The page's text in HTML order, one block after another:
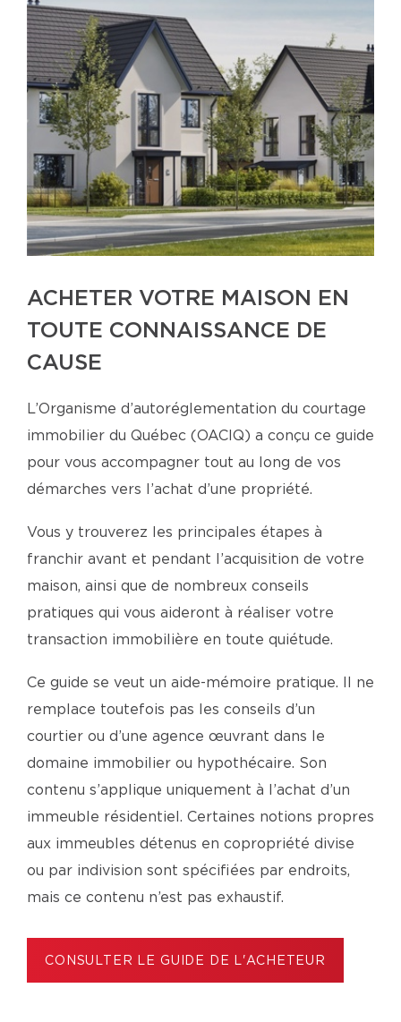
ACHETER VOTRE MAISON EN
TOUTE CONNAISSANCE DE
CAUSE
L’Organisme d’autoréglementation du courtage
immobilier du Québec (OACIQ) a conçu ce guide
pour vous accompagner tout au long de vos
démarches vers l’achat d’une propriété.
Vous y trouverez les principales étapes à
franchir avant et pendant l’acquisition de votre
maison, ainsi que de nombreux conseils
pratiques qui vous aideront à réaliser votre
transaction immobilière en toute quiétude.
Ce guide se veut un aide-mémoire pratique. Il ne
remplace toutefois pas les conseils d’un
courtier ou d’une agence œuvrant dans le
domaine immobilier ou hypothécaire. Son
contenu s’applique uniquement à l’achat d’un
immeuble résidentiel. Certaines notions propres
aux immeubles détenus en copropriété divise
ou par indivision sont spécifiées par endroits,
mais ce contenu n’est pas exhaustif.
CONSULTER LE GUIDE DE L'ACHETEUR